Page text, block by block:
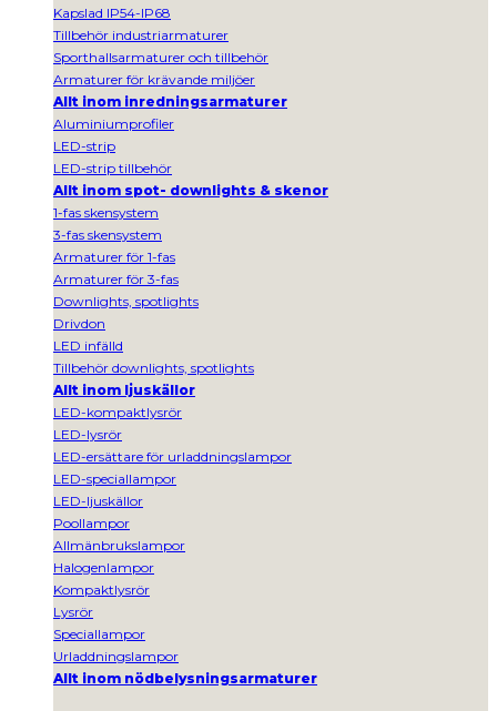
Kapslad IP54-IP68
Tillbehör industriarmaturer
Sporthallsarmaturer och tillbehör
Armaturer för krävande miljöer
Allt inom inredningsarmaturer
Aluminiumprofiler
LED-strip
LED-strip tillbehör
Allt inom spot- downlights & skenor
1-fas skensystem
3-fas skensystem
Armaturer för 1-fas
Armaturer för 3-fas
Downlights, spotlights
Drivdon
LED infälld
Tillbehör downlights, spotlights
Allt inom ljuskällor
LED-kompaktlysrör
LED-lysrör
LED-ersättare för urladdningslampor
LED-speciallampor
LED-ljuskällor
Poollampor
Allmänbrukslampor
Halogenlampor
Kompaktlysrör
Lysrör
Speciallampor
Urladdningslampor
Allt inom nödbelysningsarmaturer